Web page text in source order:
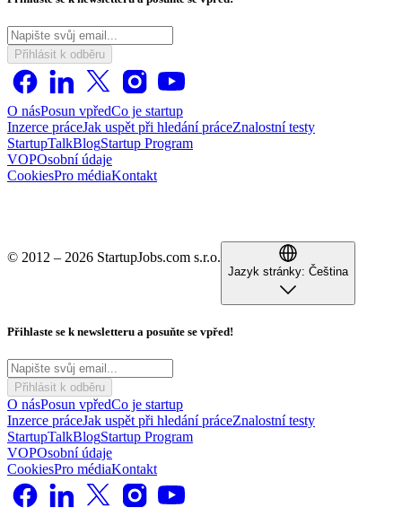
Přihlásit k odběru
O násPosun vpředCo je startup
Inzerce práceJak uspět při hledání práceZnalostní testy
StartupTalkBlogStartup Program
VOPOsobní údaje
CookiesPro médiaKontakt
© 2012 – 2026 StartupJobs.com s.r.o.
Jazyk stránky: Čeština
Přihlaste se k newsletteru a posuňte se vpřed!
Přihlásit k odběru
O násPosun vpředCo je startup
Inzerce práceJak uspět při hledání práceZnalostní testy
StartupTalkBlogStartup Program
VOPOsobní údaje
CookiesPro médiaKontakt